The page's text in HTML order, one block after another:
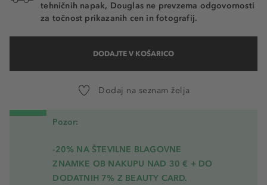
tehničnih napak, Douglas ne prevzema odgovornosti
za točnost prikazanih cen in fotografij.
DODAJTE V KOŠARICO
Dodaj na seznam želja
Pozor:
-20% NA ŠTEVILNE BLAGOVNE
ZNAMKE OB NAKUPU NAD 30 € + DO
DODATNIH 7% Z BEAUTY CARD.